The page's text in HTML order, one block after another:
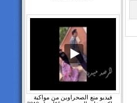
فيديو منع الصحراوين من مواكبة